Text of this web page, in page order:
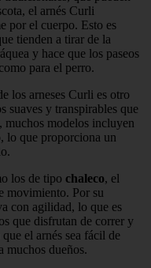
el arnés Curli
por el cuerpo. Esto es
tienden a tirar de la
y hace que los paseos
para el perro.
los arneses Curli es otro
suaves y transpirables que
muchos modelos incluyen
lo que proporciona un
los de tipo chaleco, el
movimiento. Por su
con agilidad, lo que es
que disfrutan de correr y
el arnés sea fácil de
muchos dueños.